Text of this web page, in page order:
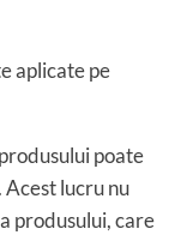
aplicate pe
poate
lucru nu
produsului, care